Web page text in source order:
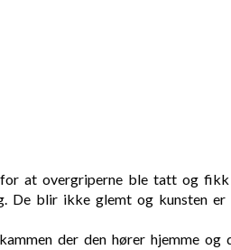
for at overgriperne ble tatt og
De blir ikke glemt og kunsten
der den hører hjemme og